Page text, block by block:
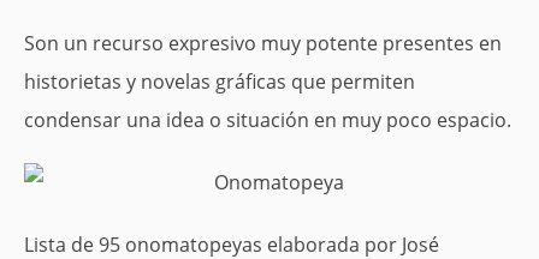
Son un recurso expresivo muy potente presentes en
historietas y novelas gráficas que permiten
condensar una idea o situación en muy poco espacio.
Lista de 95 onomatopeyas elaborada por José